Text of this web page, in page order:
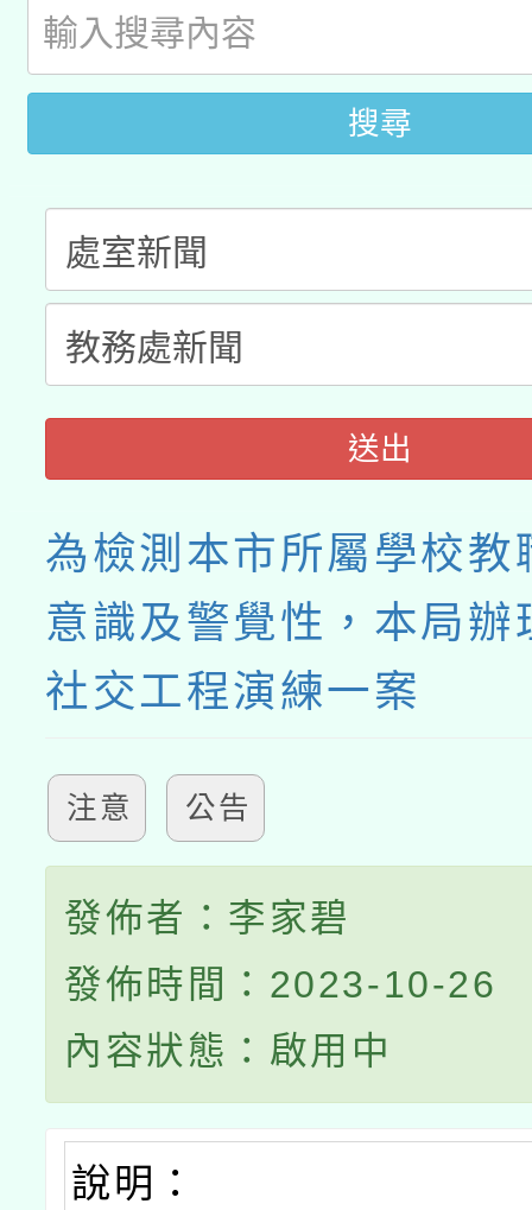
動」
開 智慧啟航」
搜尋
送出
為檢測本市所屬學校教
意識及警覺性，本局
社交工程演練一案
注意 公告
發佈者：李家碧
發佈時間：2023-10-26
內容狀態：啟用中
說明：